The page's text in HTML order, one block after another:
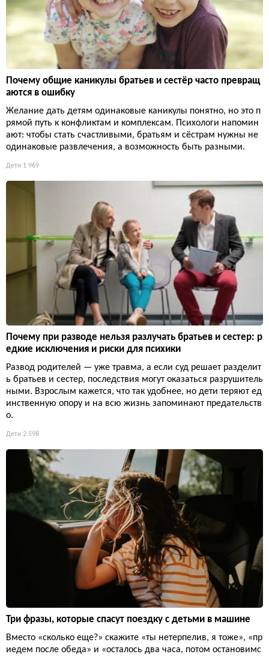
Почему общие каникулы братьев и сестёр часто превращ
аются в ошибку
Желание дать детям одинаковые каникулы понятно, но это п
рямой путь к конфликтам и комплексам. Психологи напомин
ают: чтобы стать счастливыми, братьям и сёстрам нужны не
одинаковые развлечения, а возможность быть разными.
Дети 1 969
Почему при разводе нельзя разлучать братьев и сестер: р
едкие исключения и риски для психики
Развод родителей — уже травма, а если суд решает разделит
ь братьев и сестер, последствия могут оказаться разрушитель
ными. Взрослым кажется, что так удобнее, но дети теряют ед
инственную опору и на всю жизнь запоминают предательств
о.
Дети 2 598
Три фразы, которые спасут поездку с детьми в машине
Вместо «сколько еще?» скажите «ты нетерпелив, я тоже», «пр
иедем после обеда» и «осталось два часа, потом остановимс